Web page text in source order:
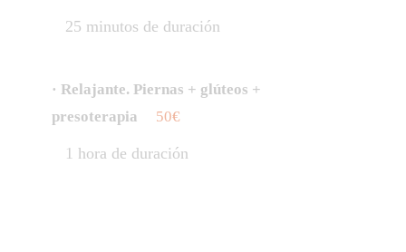
25 minutos de duración
· Relajante. Piernas + glúteos +
presoterapia
50€
1 hora de duración